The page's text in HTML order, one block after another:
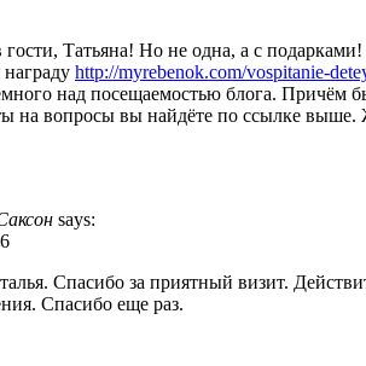
Татьяна! Но не одна, а с подарками!
http://myrebenok.com/vospitanie-
над посещаемостью блога. Причём
на вопросы вы найдёте по ссылке выше.
says:
Спасибо за приятный визит.
Спасибо еще раз.